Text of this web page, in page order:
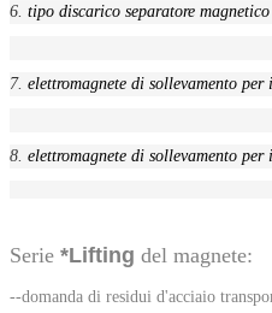
6. tipo discarico separatore
7. elettromagnete di sollevamento
8. elettromagnete di sollevamento
Serie *Lifting del magnete:
--domanda di residui d'acciaio